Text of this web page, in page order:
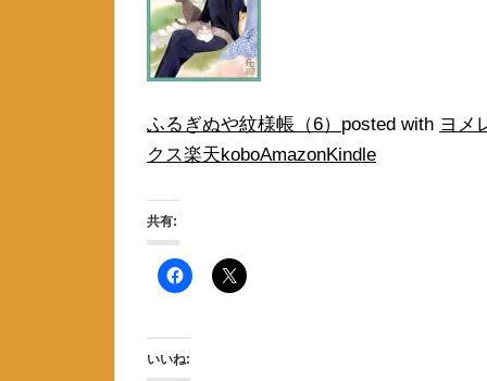
ふるぎぬや紋様帳（6） posted with ヨメ
クス楽天koboAmazonKindle
共有:
いいね: